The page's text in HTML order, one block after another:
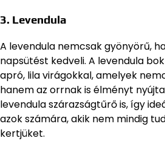
3. Levendula
A levendula nemcsak gyönyörű,
napsütést kedveli. A levendula
apró, lila virágokkal, amelyek
hanem az orrnak is élményt
levendula szárazságtűrő is, így
azok számára, akik nem mindig
kertjüket.